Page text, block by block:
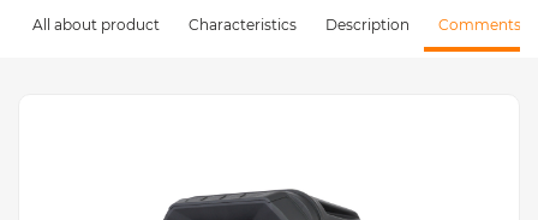
All about product Characteristics Description Comments